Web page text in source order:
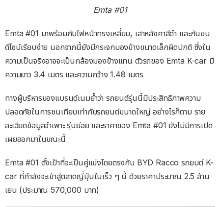
Emta #01
Emta #01 มาพร้อมกับไฟหน้าทรงเหลี่ยม, เสาหลังคาสีดำ และกันชน
ดีไซน์เรียบง่าย นอกจากนี้ยังมีกระจกมองข้างขนาดเล็กผิดปกติ ซึ่งใน
ความเป็นจริงอาจจะเป็นกล้องมองข้างแทน ตัวรถของ Emta K-car มี
ความยาว 3.4 เมตร และความกว้าง 1.48 เมตร
ทางผู้บริหารของแบรนด์เนมย้ำว่า รถยนต์รุ่นนี้มีประสิทธิภาพความ
ปลอดภัยในการชนเทียบเท่ากับรถยนต์ขนาดใหญ่ อย่างไรก็ตาม ราย
ละเอียดข้อมูลจำเพาะ รุ่นย่อย และราคาของ Emta #01 ยังไม่มีการเปิด
เผยออกมาในขณะนี้
Emta #01 ตั้งเป้าที่จะเป็นคู่แข่งโดยตรงกับ BYD Racco รถยนต์ K-
car ที่กำลังจะเข้าสู่ตลาดญี่ปุ่นในเร็ว ๆ นี้ ด้วยราคาประมาณ 2.5 ล้าน
เยน (ประมาณ 570,000 บาท)